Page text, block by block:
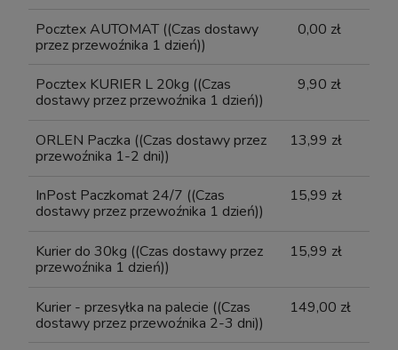
3 058,00 zł
do koszyka
Pocztex AUTOMAT ((Czas dostawy
przez przewoźnika 1 dzień))
0,00 zł
Pocztex KURIER L 20kg ((Czas
dostawy przez przewoźnika 1 dzień))
9,90 zł
ORLEN Paczka ((Czas dostawy przez
przewoźnika 1-2 dni))
13,99 zł
InPost Paczkomat 24/7 ((Czas
dostawy przez przewoźnika 1 dzień))
15,99 zł
Kurier do 30kg ((Czas dostawy przez
przewoźnika 1 dzień))
15,99 zł
Kurier - przesyłka na palecie ((Czas
dostawy przez przewoźnika 2-3 dni))
149,00 zł